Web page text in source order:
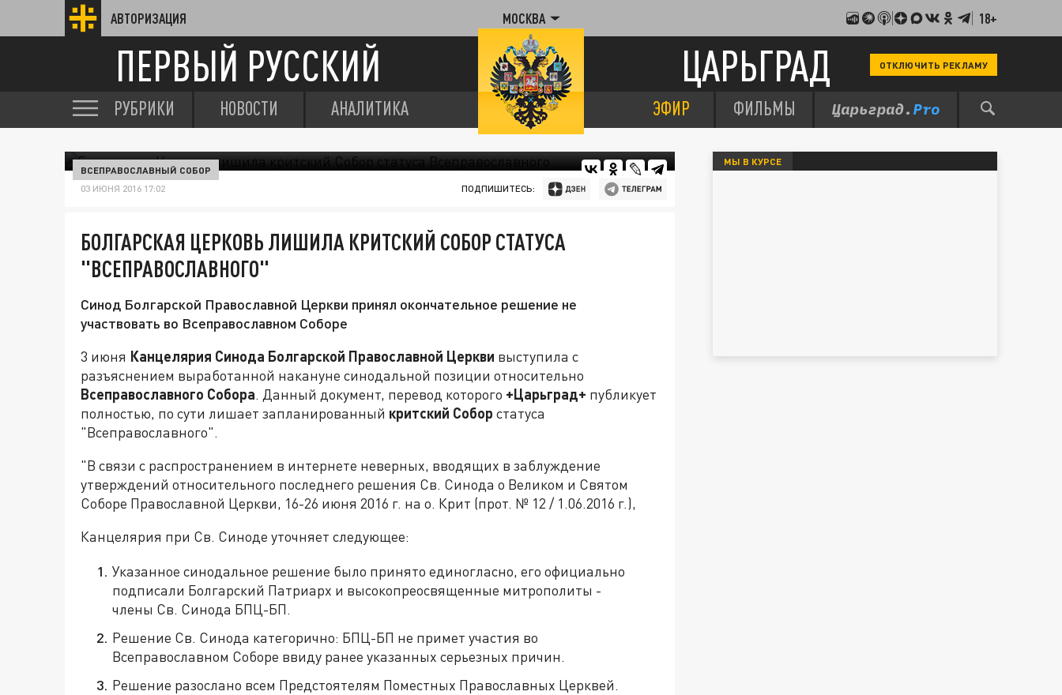
АВТОРИЗАЦИЯ МОСКВА 18+
ПЕРВЫЙ РУССКИЙ ЦАРЬГРАД ОТКЛЮЧИТЬ РЕКЛАМУ
РУБРИКИ НОВОСТИ АНАЛИТИКА ЭФИР ФИЛЬМЫ
ВСЕПРАВОСЛАВНЫЙ СОБОР
03 ИЮНЯ 2016 17:02 ПОДПИШИТЕСЬ:
БОЛГАРСКАЯ ЦЕРКОВЬ ЛИШИЛА КРИТСКИЙ СОБОР СТАТУСА
"ВСЕПРАВОСЛАВНОГО"
Синод Болгарской Православной Церкви принял окончательное решение не
участвовать во Всеправославном Соборе
3 июня Канцелярия Синода Болгарской Православной Церкви выступила с
разъяснением выработанной накануне синодальной позиции относительно
Всеправославного Собора. Данный документ, перевод которого +Царьград+ публикует
полностью, по сути лишает запланированный критский Собор статуса
"Всеправославного".
"В связи с распространением в интернете неверных, вводящих в заблуждение
утверждений относительного последнего решения Св. Синода о Великом и Святом
Соборе Православной Церкви, 16-26 июня 2016 г. на о. Крит (прот. № 12 / 1.06.2016 г.),
Канцелярия при Св. Синоде уточняет следующее:
Указанное синодальное решение было принято единогласно, его официально
подписали Болгарский Патриарх и высокопреосвященные митрополиты -
члены Св. Синода БПЦ-БП.
Решение Св. Синода категорично: БПЦ-БП не примет участия во
Всеправославном Соборе ввиду ранее указанных серьезных причин.
Решение разослано всем Предстоятелям Поместных Православных Церквей.
МЫ В КУРСЕ